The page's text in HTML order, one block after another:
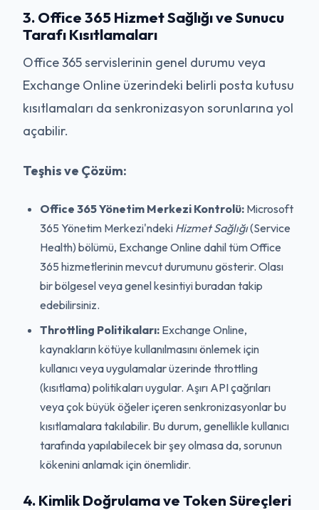
3. Office 365 Hizmet Sağlığı ve Sunucu
Tarafı Kısıtlamaları
Office 365 servislerinin genel durumu veya
Exchange Online üzerindeki belirli posta kutusu
kısıtlamaları da senkronizasyon sorunlarına yol
açabilir.
Teşhis ve Çözüm:
Office 365 Yönetim Merkezi Kontrolü: Microsoft
365 Yönetim Merkezi'ndeki Hizmet Sağlığı(Service
Health) bölümü, Exchange Online dahil tüm Office
365 hizmetlerinin mevcut durumunu gösterir. Olası
bir bölgesel veya genel kesintiyi buradan takip
edebilirsiniz.
Throttling Politikaları: Exchange Online,
kaynakların kötüye kullanılmasını önlemek için
kullanıcı veya uygulamalar üzerinde throttling
(kısıtlama) politikaları uygular. Aşırı API çağrıları
veya çok büyük öğeler içeren senkronizasyonlar bu
kısıtlamalara takılabilir. Bu durum, genellikle kullanıcı
tarafında yapılabilecek bir şey olmasa da, sorunun
kökenini anlamak için önemlidir.
4. Kimlik Doğrulama ve Token Süreçleri